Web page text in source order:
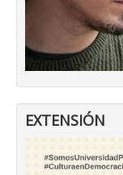
EXTENSIÓN